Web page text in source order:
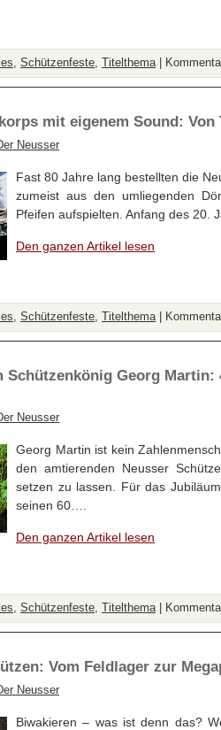
, Schützenfeste, Titelthema|
mit eigenem Sound:
Neusser
Fast 80 Jahre lang bestellten die
zumeist aus den umliegenden
Pfeifen aufspielten. Anfang des 20.
Den ganzen Artikel lesen
, Schützenfeste, Titelthema|
Schützenkönig Georg Martin:
Neusser
Georg Martin ist kein
den amtierenden Neusser
setzen zu lassen. Für das
seinen 60….
Den ganzen Artikel lesen
, Schützenfeste, Titelthema|
Vom Feldlager zur
Neusser
Biwakieren – was ist denn das?